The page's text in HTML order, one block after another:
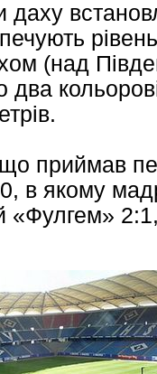
даху
(над
два
приймав
в якому
«Фулгем»